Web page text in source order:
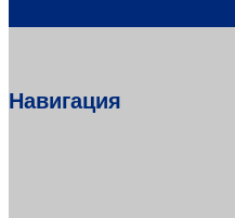
Навигация